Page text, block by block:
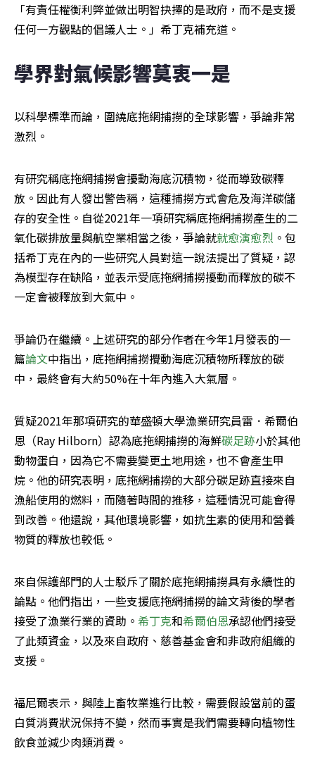
「有責任權衡利弊並做出明智抉擇的是政府，而不是支援
任何一方觀點的倡議人士。」希丁克補充道。
學界對氣候影響莫衷一是
以科學標準而論，圍繞底拖網捕撈的全球影響，爭論非常
激烈。
有研究稱底拖網捕撈會擾動海底沉積物，從而導致碳釋
放。因此有人發出警告稱，這種捕撈方式會危及海洋碳儲
存的安全性。自從2021年一項研究稱底拖網捕撈產生的二
氧化碳排放量與航空業相當之後，爭論就就愈演愈烈 。包
括希丁克在內的一些研究人員對這一說法提出了質疑，認
為模型存在缺陷，並表示受底拖網捕撈擾動而釋放的碳不
一定會被釋放到大氣中。
爭論仍在繼續。上述研究的部分作者在今年1月發表的一
篇論文中指出，底拖網捕撈攪動海底沉積物所釋放的碳
中，最終會有大約50%在十年內進入大氣層。
質疑2021年那項研究的華盛頓大學漁業研究員雷．希爾伯
恩（Ray Hilborn）認為底拖網捕撈的海鮮碳足跡小於其他
動物蛋白，因為它不需要變更土地用途，也不會產生甲
烷。他的研究表明，底拖網捕撈的大部分碳足跡直接來自
漁船使用的燃料，而隨著時間的推移，這種情況可能會得
到改善。他還說，其他環境影響，如抗生素的使用和營養
物質的釋放也較低。
來自保護部門的人士駁斥了關於底拖網捕撈具有永續性的
論點。他們指出，一些支援底拖網捕撈的論文背後的學者
接受了漁業行業的資助。 希丁克和希爾伯恩承認他們接受
了此類資金，以及來自政府、慈善基金會和非政府組織的
支援。
福尼爾表示，與陸上畜牧業進行比較，需要假設當前的蛋
白質消費狀況保持不變，然而事實是我們需要轉向植物性
飲食並減少肉類消費。